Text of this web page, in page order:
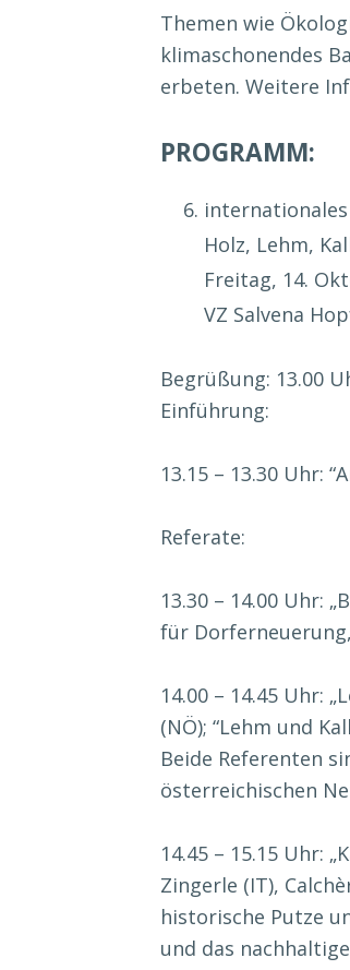
Themen wie
klimaschonendes
erbeten. Weitere
PROGRAMM:
Holz, Lehm,
Freitag, 14.
VZ Salvena
Begrüßung: 13.00
Einführung:
13.15 – 13.30 Uhr:
Referate:
13.30 – 14.00 Uhr:
für
14.00 – 14.45 Uhr:
(NÖ); “Lehm und
Beide Referenten
österreichischen
14.45 – 15.15 Uhr:
Zingerle (IT),
historische Putze
und das